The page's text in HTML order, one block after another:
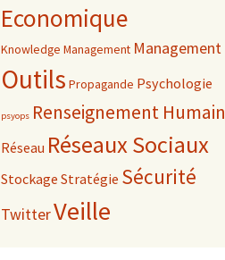
Economique
Knowledge Management Management
Outils Propagande Psychologie
psyops Renseignement Humain
Réseau Réseaux Sociaux
Stockage Stratégie Sécurité
TwitterVeille